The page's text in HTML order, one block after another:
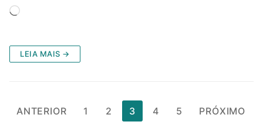
Carregando...
LEIA MAIS →
Paginação
ANTERIOR 1 2 3 4 5 PRÓXIMO